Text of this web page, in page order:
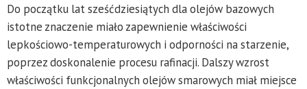
Do początku lat sześćdziesiątych dla olejów bazowych
istotne znaczenie miało zapewnienie właściwości
lepkościowo-temperaturowych i odporności na starzenie,
poprzez doskonalenie procesu rafinacji. Dalszy wzrost
właściwości funkcjonalnych olejów smarowych miał miejsce